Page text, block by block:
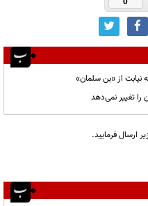
نیابت از «بن سلمان»
را تغییر نمی‌دهد
ارسال فرمایید.